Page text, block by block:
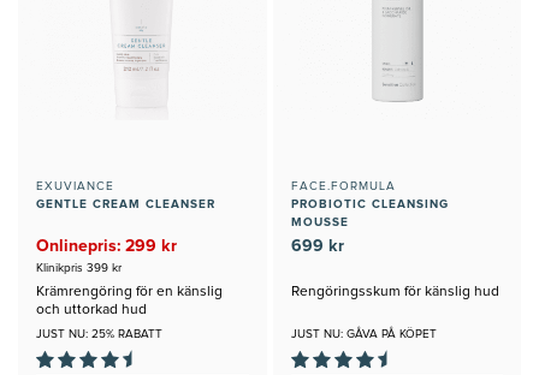
EXUVIANCE
GENTLE CREAM CLEANSER
Onlinepris: 299 kr
Klinikpris 399 kr
Krämrengöring för en känslig
och uttorkad hud
JUST NU: 25% RABATT
FACE.FORMULA
PROBIOTIC CLEANSING
MOUSSE
699 kr
Rengöringsskum för känslig hud
JUST NU: GÅVA PÅ KÖPET